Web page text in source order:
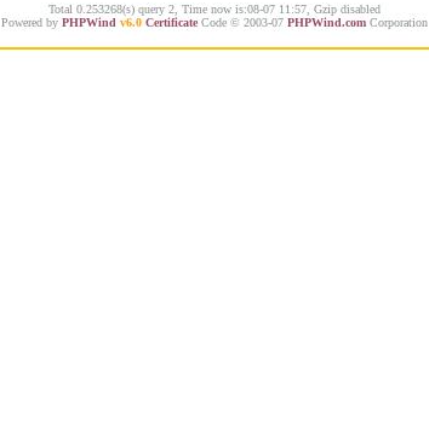
Total 0.253268(s) query 2, Time now is:08-07 11:57, Gzip disabled
Powered by PHPWind v6.0 Certificate Code © 2003-07 PHPWind.com Corporation